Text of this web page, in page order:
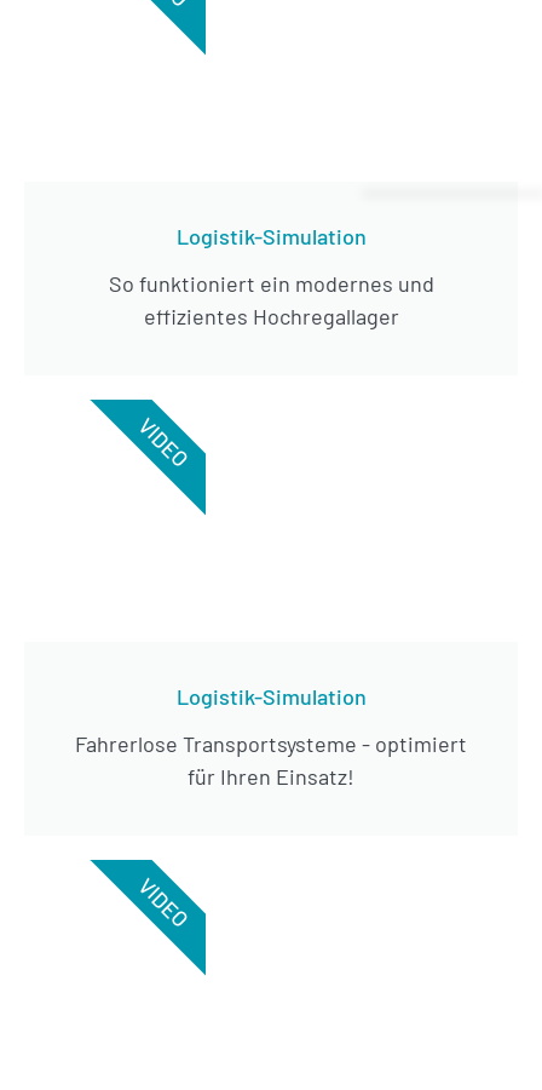
Logistik-Simulation
So funktioniert ein modernes und
effizientes Hochregallager
Logistik-Simulation
Fahrerlose Transportsysteme - optimiert
für Ihren Einsatz!
VIDEO
VIDEO